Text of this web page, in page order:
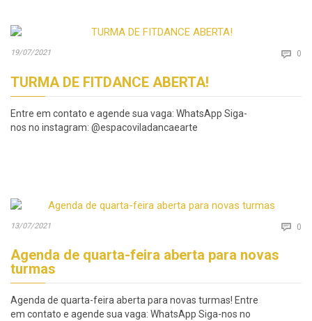
19/07/2021  0
TURMA DE FITDANCE ABERTA!
Entre em contato e agende sua vaga: WhatsApp Siga-
nos no instagram: @espacoviladancaearte
13/07/2021  0
Agenda de quarta-feira aberta para novas
turmas
Agenda de quarta-feira aberta para novas turmas! Entre
em contato e agende sua vaga: WhatsApp Siga-nos no